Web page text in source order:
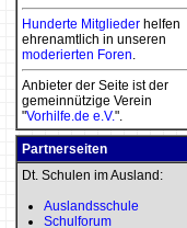
Hunderte Mitglieder helfen
ehrenamtlich in unseren
moderierten Foren.
Anbieter der Seite ist der
gemeinnützige Verein
"Vorhilfe.de e.V.".
Partnerseiten
Dt. Schulen im Ausland:
Auslandsschule
Schulforum